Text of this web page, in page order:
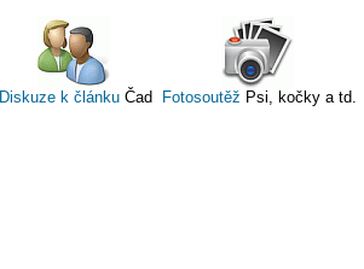
Diskuze k článku Čad Fotosoutěž Psi, kočky a td.